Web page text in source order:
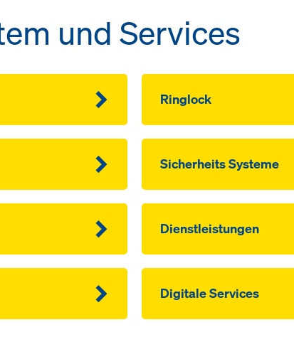
und Services
Ringlock
Sicherheits Systeme
Dienstleistungen
Digitale Services